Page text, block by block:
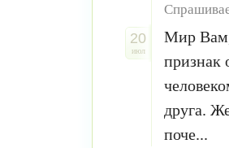
20
июл
Мир Вам,
признак
друга.
поче...